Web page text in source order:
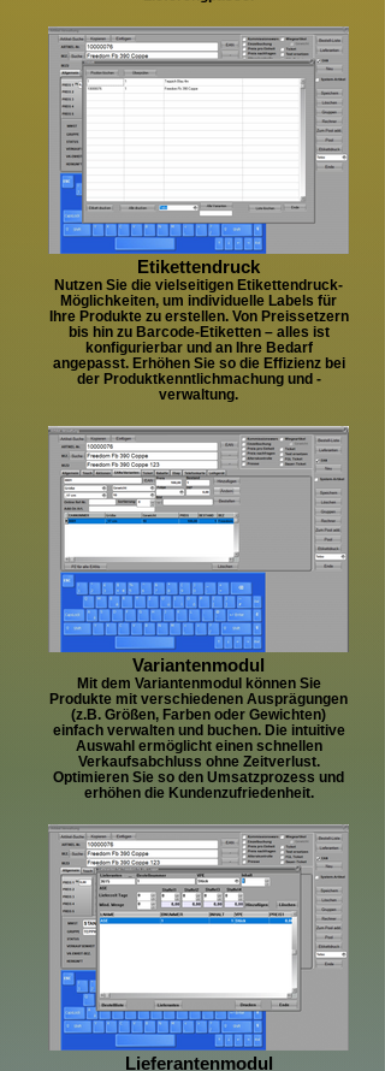
Etikettendruck
Nutzen Sie die vielseitigen Etikettendruck-
Möglichkeiten, um individuelle Labels für
Ihre Produkte zu erstellen. Von Preissetzern
bis hin zu Barcode-Etiketten – alles ist
konfigurierbar und an Ihre Bedarf
angepasst. Erhöhen Sie so die Effizienz bei
der Produktkenntlichmachung und -
verwaltung.
Variantenmodul
Mit dem Variantenmodul können Sie
Produkte mit verschiedenen Ausprägungen
(z.B. Größen, Farben oder Gewichten)
einfach verwalten und buchen. Die intuitive
Auswahl ermöglicht einen schnellen
Verkaufsabchluss ohne Zeitverlust.
Optimieren Sie so den Umsatzprozess und
erhöhen die Kundenzufriedenheit.
Lieferantenmodul